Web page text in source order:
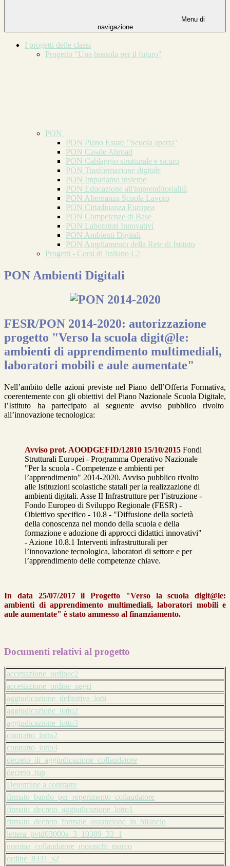
Menu di
navigazione
I progetti delle classi
Progetto "Una bussola per il futuro"
PON
PON Piano Estate "Scuola aperta"
PON Casale Abroad
PON Cablaggio strutturale e sicuro
PON Trasformazione digitale
PON Impariamo insieme
PON Educazione all'imprenditorialità
PON Alternanza Scuola Lavoro
PON Cittadinanza Europea
PON Competenze di Base
PON Laboratori Innovativi
PON Ambienti Digitali
PON Ampliamento della Rete di Istituto
Progetti - Corsi di Italiano L2
PON Ambienti Digitali
FESR/PON 2014-2020: autorizzazione
progetto "Verso la scuola digit@le:
ambienti di apprendimento multimediali,
laboratori mobili e aule aumentate"
Nell’ambito delle azioni previste nel Piano dell’Offerta Formativa,
coerentemente con gli obiettivi del Piano Nazionale Scuola Digitale,
l’Istituto ha partecipato al seguente avviso pubblico rivolto
all’innovazione tecnologica:
Avviso prot. AOODGEFID/12810 15/10/2015 Fondi
Strutturali Europei - Programma Operativo Nazionale
"Per la scuola - Competenze e ambienti per
l’apprendimento" 2014-2020. Avviso pubblico rivolto
alle Istituzioni scolastiche statali per la realizzazione di
ambienti digitali. Asse II Infrastrutture per l’istruzione -
Fondo Europeo di Sviluppo Regionale (FESR) -
Obiettivo specifico - 10.8 - "Diffusione della società
della conoscenza nel mondo della scuola e della
formazione e adozione di approcci didattici innovativi"
- Azione 10.8.1 Interventi infrastrutturali per
l’innovazione tecnologica, laboratori di settore e per
l’apprendimento delle competenze chiave.
In data 25/07/2017 il Progetto "Verso la scuola digit@le:
ambienti di apprendimento multimediali, laboratori mobili e
aule aumentate" è stato ammesso al finanziamento.
Documenti relativi al progetto
accettazione_ordinec2
accettazione_ordine_negri
aggiudicazione_definitiva_lotti
aggiudicazione_lotto2
aggiudicazione_lotto3
contratto_lotto2
contratto_lotto3
decreto_di_aggiudicazione_collaudatore
decreto_rup
Determine a contrarre
firmato_bando_per_reperimento_collaudatore
firmato_decreto_aggiudicazione_lotto1
firmato_decreto_formale_assunzione_in_bilancio
lettera_pvtd03000a_3_10389_33_1
nomina_collaudatore_moraschi_marco
ordine_8331_s2